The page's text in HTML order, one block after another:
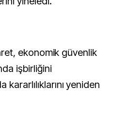
ekonomik güvenlik
işbirliğini
yeniden